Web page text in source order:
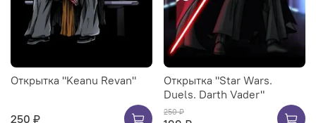
Открытка "Keanu Revan"
250 ₽
Открытка "Star Wars.
Duels. Darth Vader"
250 ₽